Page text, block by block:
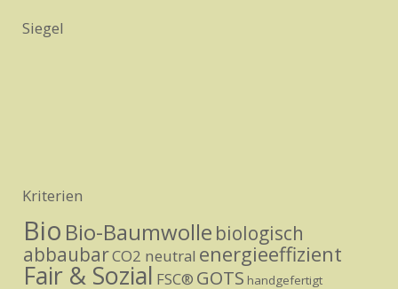
Siegel
Kriterien
Bio Bio-Baumwolle biologisch
abbaubarCO2 neutral energieeffizient
Fair & Sozial FSC® GOTS handgefertigt